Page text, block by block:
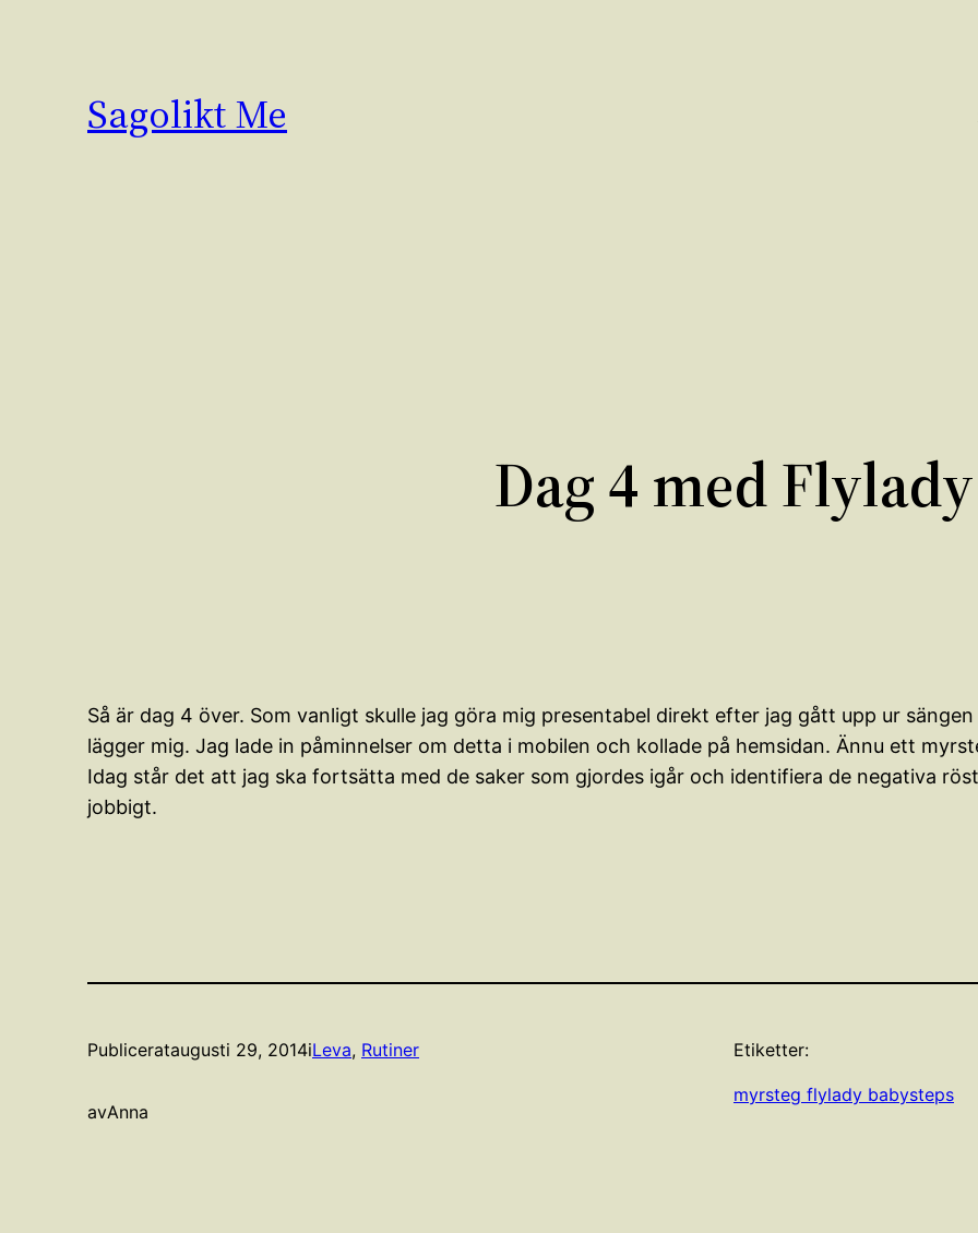
Sagolikt Me
Dag 4 med Flylady
Så är dag 4 över. Som vanligt skulle jag göra mig presentabel direkt efter jag gått upp ur
lägger mig. Jag lade in påminnelser om detta i mobilen och kollade på hemsidan. Ännu ett
Idag står det att jag ska fortsätta med de saker som gjordes igår och identifiera de negativa
jobbigt.
Publicerataugusti 29, 2014iLeva, Rutiner
avAnna
Etiketter:
myrsteg flylady babysteps